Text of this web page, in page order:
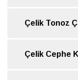
Çelik Tonoz
Çelik Cephe